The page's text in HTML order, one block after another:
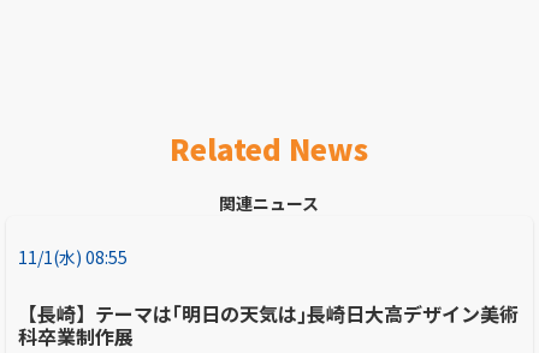
Related News
関連ニュース
11/1(水) 08:55
【長崎】テーマは｢明日の天気は｣長崎日大高デザイン美術
科卒業制作展